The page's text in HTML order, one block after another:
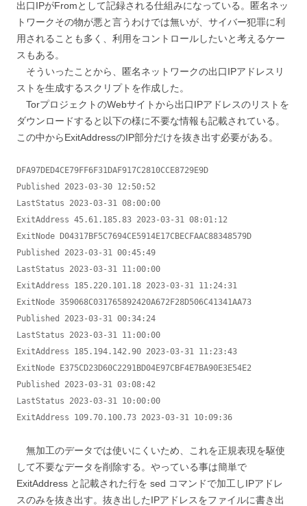
出口IPがFromとして記録される仕組みになっている。匿名ネッ
トワークその物が悪と言うわけでは無いが、サイバー犯罪に利
用されることも多く、利用をコントロールしたいと考えるケー
スもある。
そういったことから、匿名ネットワークの出口IPアドレスリ
ストを生成するスクリプトを作成した。
TorプロジェクトのWebサイトから出口IPアドレスのリストを
ダウンロードすると以下の様に不要な情報も記載されている。
この中からExitAddressのIP部分だけを抜き出す必要がある。
DFA97DED4CE79FF6F31DAF917C2810CCE8729E9D
Published 2023-03-30 12:50:52
LastStatus 2023-03-31 08:00:00
ExitAddress 45.61.185.83 2023-03-31 08:01:12
ExitNode D04317BF5C7694CE5914E17CBECFAAC88348579D
Published 2023-03-31 00:45:49
LastStatus 2023-03-31 11:00:00
ExitAddress 185.220.101.18 2023-03-31 11:24:31
ExitNode 359068C031765892420A672F28D506C41341AA73
Published 2023-03-31 00:34:24
LastStatus 2023-03-31 11:00:00
ExitAddress 185.194.142.90 2023-03-31 11:23:43
ExitNode E375CD23D60C2291BD04E97CBF4E7BA90E3E54E2
Published 2023-03-31 03:08:42
LastStatus 2023-03-31 10:00:00
ExitAddress 109.70.100.73 2023-03-31 10:09:36
無加工のデータでは使いにくいため、これを正規表現を駆使
して不要なデータを削除する。やっている事は簡単で
ExitAddress と記載された行を sed コマンドで加工しIPアドレ
スのみを抜き出す。抜き出したIPアドレスをファイルに書き出